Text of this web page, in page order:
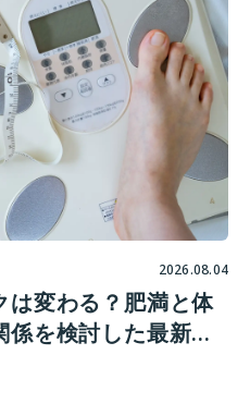
2026.08.04
は変わる？肥満と体
を検討した最新研